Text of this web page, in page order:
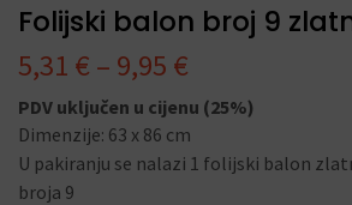
Folijski balon broj 9
5,31 € – 9,95 €
PDV uključen u cijenu (25%)
Dimenzije: 63 x 86 cm
U pakiranju se nalazi 1 folijski balon
broja 9